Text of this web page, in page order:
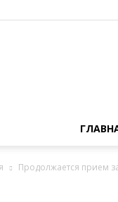
Продолжается прием